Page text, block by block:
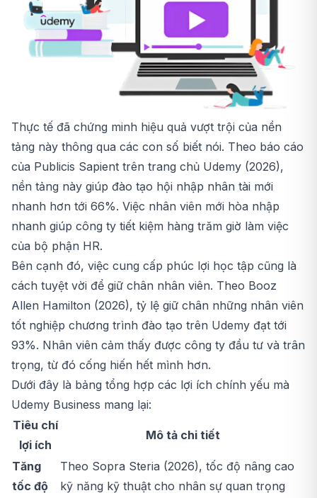
Thực tế đã chứng minh hiệu quả vượt trội của nền
tảng này thông qua các con số biết nói. Theo báo cáo
của Publicis Sapient trên trang chủ Udemy (2026),
nền tảng này giúp đào tạo hội nhập nhân tài mới
nhanh hơn tới 66%. Việc nhân viên mới hòa nhập
nhanh giúp công ty tiết kiệm hàng trăm giờ làm việc
của bộ phận HR.
Bên cạnh đó, việc cung cấp phúc lợi học tập cũng là
cách tuyệt vời để giữ chân nhân viên. Theo Booz
Allen Hamilton (2026), tỷ lệ giữ chân những nhân viên
tốt nghiệp chương trình đào tạo trên Udemy đạt tới
93%. Nhân viên cảm thấy được công ty đầu tư và trân
trọng, từ đó cống hiến hết mình hơn.
Dưới đây là bảng tổng hợp các lợi ích chính yếu mà
Udemy Business mang lại:
Tiêu chí
lợi ích
Mô tả chi tiết
Tăng
tốc độ
Theo Sopra Steria (2026), tốc độ nâng cao
kỹ năng kỹ thuật cho nhân sự quan trọng